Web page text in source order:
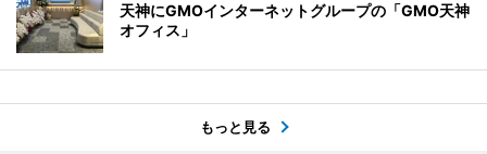
天神にGMOインターネットグループの「GMO天神
オフィス」
もっと見る